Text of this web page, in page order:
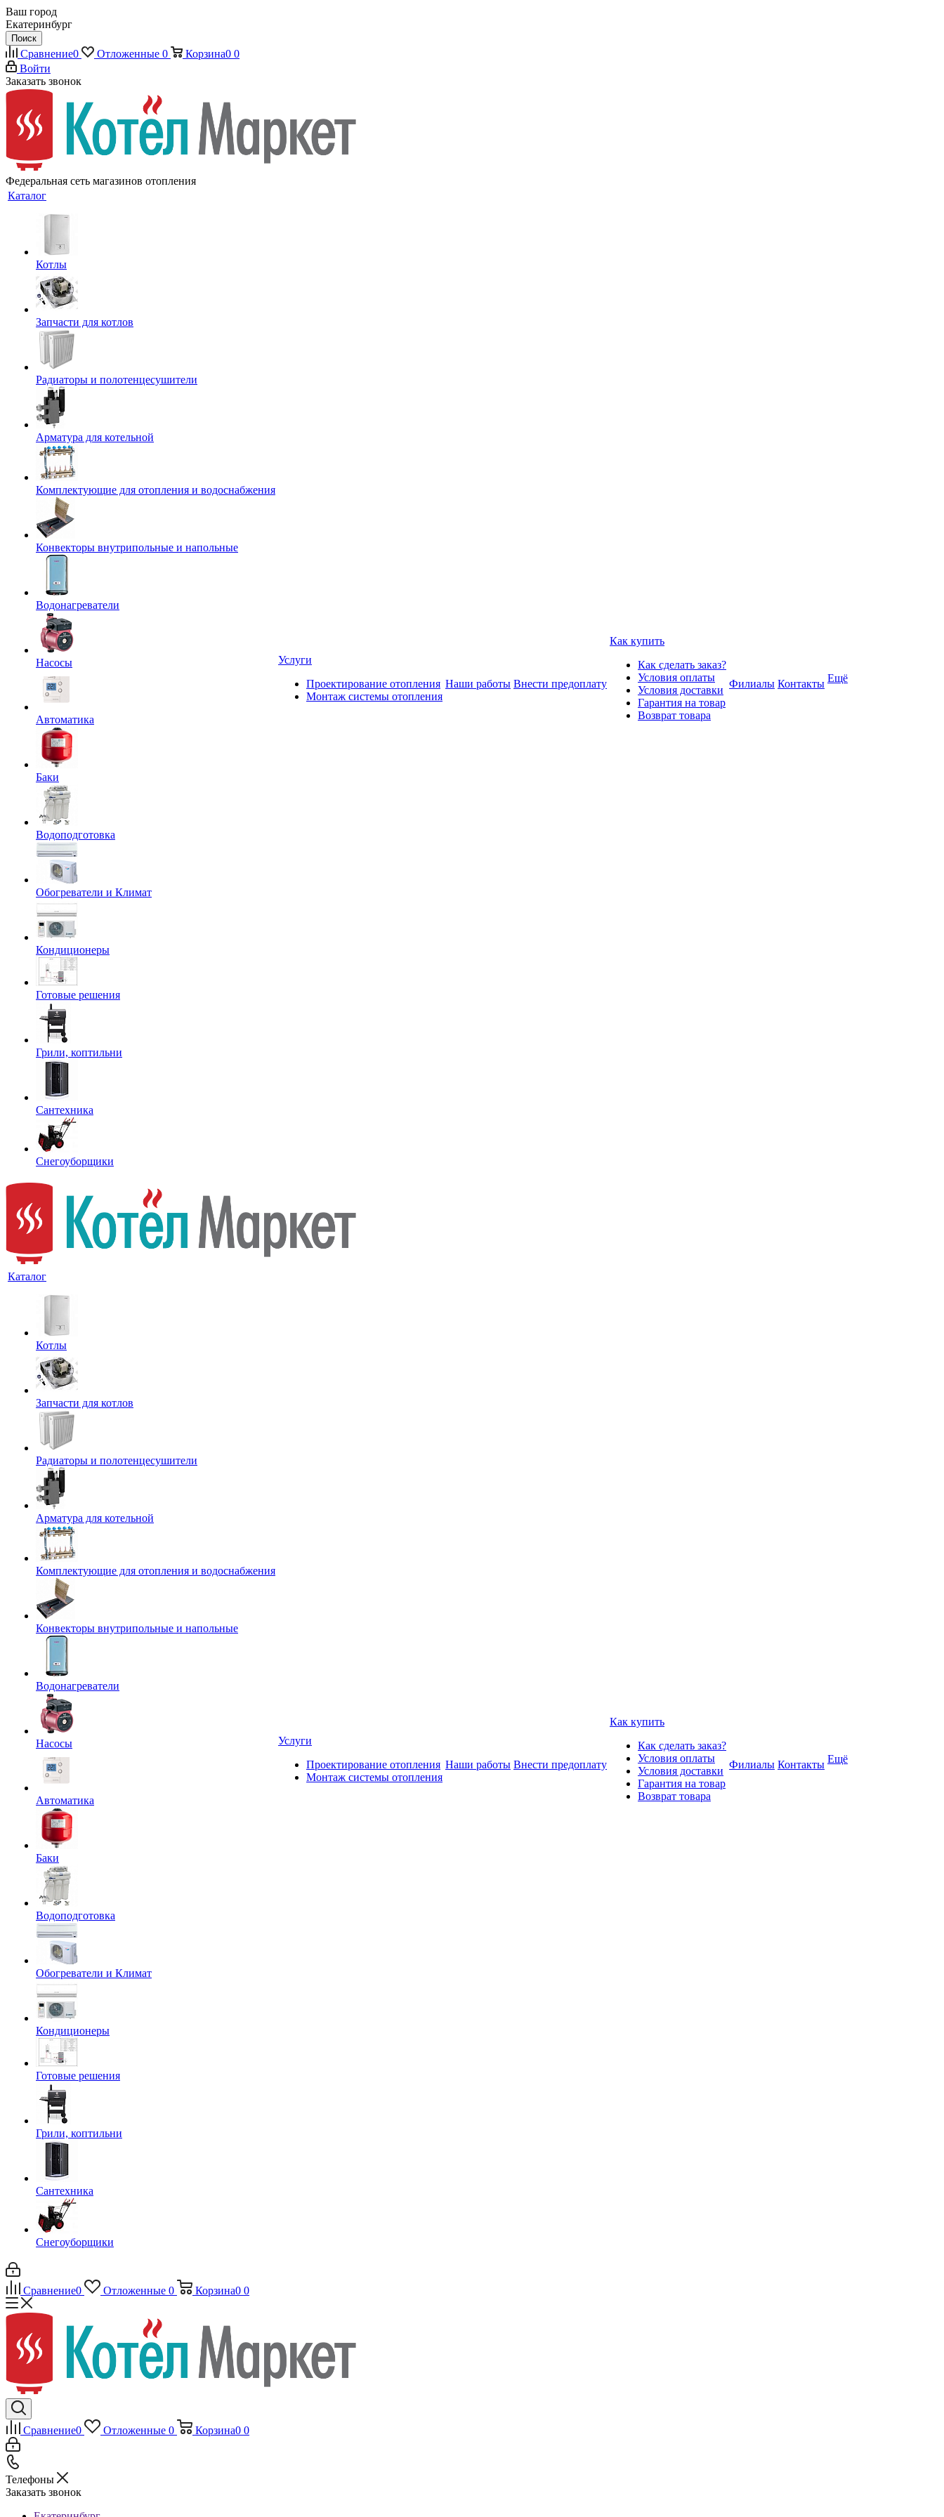
Ваш город
Екатеринбург
Поиск
Сравнение0 Отложенные 0 Корзина0 0
Войти
Заказать звонок
Федеральная сеть магазинов отопления
Каталог
Котлы
Запчасти для котлов
Радиаторы и полотенцесушители
Арматура для котельной
Комплектующие для отопления и водоснабжения
Конвекторы внутрипольные и напольные
Водонагреватели
Насосы
Автоматика
Баки
Водоподготовка
Обогреватели и Климат
Кондиционеры
Готовые решения
Грили, коптильни
Сантехника
Снегоуборщики
Услуги
Проектирование отопления
Монтаж системы отопления
Наши работы Внести предоплату
Как купить
Как сделать заказ?
Условия оплаты
Условия доставки
Гарантия на товар
Возврат товара
Филиалы Контакты Ещё
Каталог
Котлы
Запчасти для котлов
Радиаторы и полотенцесушители
Арматура для котельной
Комплектующие для отопления и водоснабжения
Конвекторы внутрипольные и напольные
Водонагреватели
Насосы
Автоматика
Баки
Водоподготовка
Обогреватели и Климат
Кондиционеры
Готовые решения
Грили, коптильни
Сантехника
Снегоуборщики
Услуги
Проектирование отопления
Монтаж системы отопления
Наши работы Внести предоплату
Как купить
Как сделать заказ?
Условия оплаты
Условия доставки
Гарантия на товар
Возврат товара
Филиалы Контакты Ещё
Сравнение0 Отложенные 0 Корзина0 0
Сравнение0 Отложенные 0 Корзина0 0
Телефоны
Заказать звонок